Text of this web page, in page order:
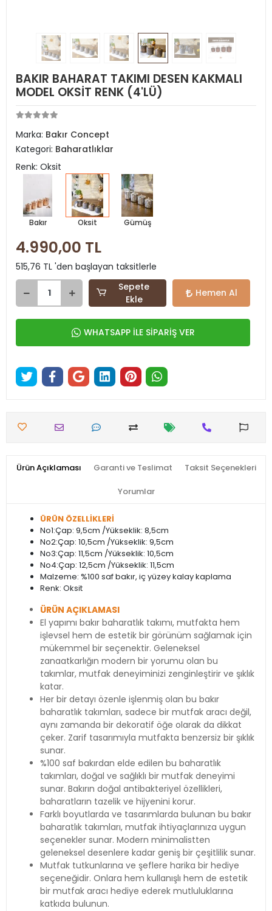
BAKIR BAHARAT TAKIMI DESEN KAKMALI
MODEL OKSİT RENK (4'LÜ)
Marka: Bakır Concept
Kategori: Baharatlıklar
Renk: Oksit
Bakır Oksit Gümüş
4.990,00 TL
515,76 TL 'den başlayan taksitlerle
Sepete
Ekle
Hemen Al
WHATSAPP İLE SİPARİŞ VER
Ürün Açıklaması Garanti ve Teslimat Taksit Seçenekleri
Yorumlar
ÜRÜN ÖZELLİKLERİ
No1:Çap: 9,5cm /Yükseklik: 8,5cm
No2:Çap: 10,5cm /Yükseklik: 9,5cm
No3:Çap: 11,5cm /Yükseklik: 10,5cm
No4:Çap: 12,5cm /Yükseklik: 11,5cm
Malzeme: %100 saf bakır, iç yüzey kalay kaplama
Renk: Oksit
ÜRÜN AÇIKLAMASI
El yapımı bakır baharatlık takımı, mutfakta hem
işlevsel hem de estetik bir görünüm sağlamak için
mükemmel bir seçenektir. Geleneksel
zanaatkarlığın modern bir yorumu olan bu
takımlar, mutfak deneyiminizi zenginleştirir ve şıklık
katar.
Her bir detayı özenle işlenmiş olan bu bakır
baharatlık takımları, sadece bir mutfak aracı değil,
aynı zamanda bir dekoratif öğe olarak da dikkat
çeker. Zarif tasarımıyla mutfakta benzersiz bir şıklık
sunar.
%100 saf bakırdan elde edilen bu baharatlık
takımları, doğal ve sağlıklı bir mutfak deneyimi
sunar. Bakırın doğal antibakteriyel özellikleri,
baharatların tazelik ve hijyenini korur.
Farklı boyutlarda ve tasarımlarda bulunan bu bakır
baharatlık takımları, mutfak ihtiyaçlarınıza uygun
seçenekler sunar. Modern minimalistten
geleneksel desenlere kadar geniş bir çeşitlilik sunar.
Mutfak tutkunlarına ve şeflere harika bir hediye
seçeneğidir. Onlara hem kullanışlı hem de estetik
bir mutfak aracı hediye ederek mutluluklarına
katkıda bulunun.